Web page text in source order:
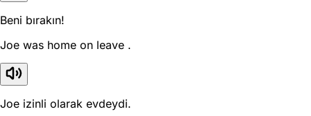
Beni bırakın!
Joe was home on leave .
Joe izinli olarak evdeydi.